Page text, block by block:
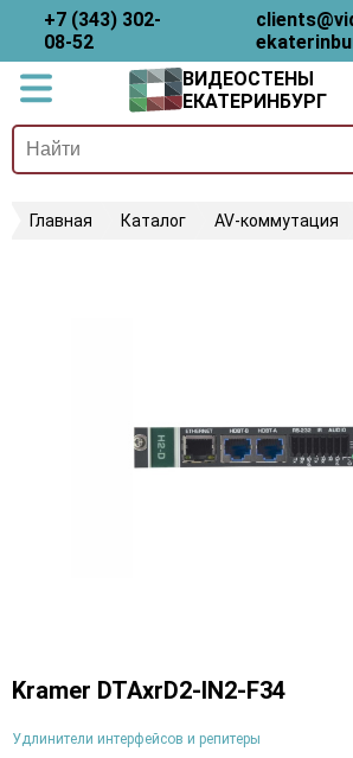
+7 (343) 302-
08-52
ВИДЕОСТЕНЫ
ЕКАТЕРИНБУРГ
Главная Каталог AV-коммутация
Kramer DTAxrD2-IN2-F34
Удлинители интерфейсов и репитеры